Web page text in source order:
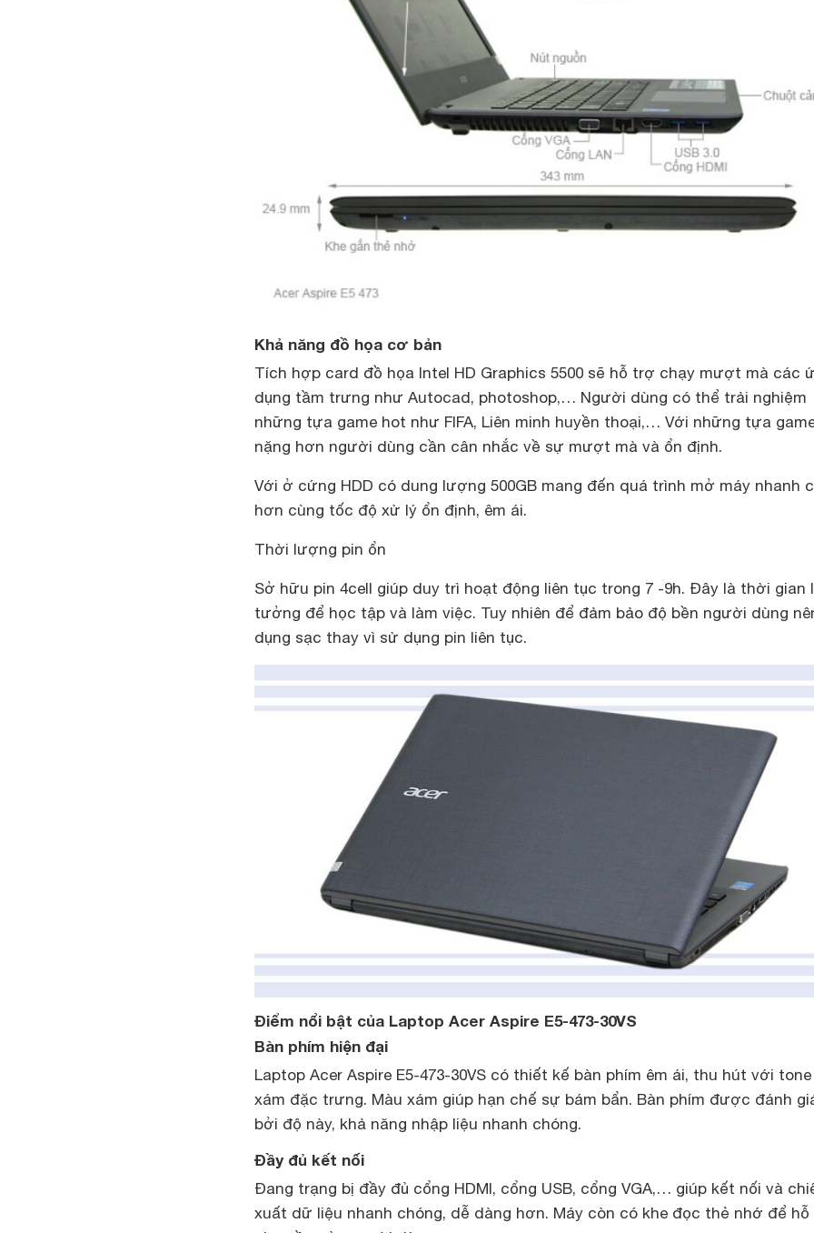
Khả năng đồ họa cơ bản
Tích hợp card đồ họa Intel HD Graphics 5500 sẽ hỗ trợ chạy mượt mà các
dụng tầm trưng như Autocad, photoshop,… Người dùng có thể trải nghiệm
những tựa game hot như FIFA, Liên minh huyền thoại,… Với những tựa
nặng hơn người dùng cần cân nhắc về sự mượt mà và ổn định.
Với ở cứng HDD có dung lượng 500GB mang đến quá trình mở máy nhanh
hơn cùng tốc độ xử lý ổn định, êm ái.
Thời lượng pin ổn
Sở hữu pin 4cell giúp duy trì hoạt động liên tục trong 7 -9h. Đây là thời gian
tưởng để học tập và làm việc. Tuy nhiên để đảm bảo độ bền người dùng
dụng sạc thay vì sử dụng pin liên tục.
Điểm nổi bật của Laptop Acer Aspire E5-473-30VS
Bàn phím hiện đại
Laptop Acer Aspire E5-473-30VS có thiết kế bàn phím êm ái, thu hút với
xám đặc trưng. Màu xám giúp hạn chế sự bám bẩn. Bàn phím được đánh
bởi độ này, khả năng nhập liệu nhanh chóng.
Đầy đủ kết nối
Đang trạng bị đầy đủ cổng HDMI, cổng USB, cổng VGA,… giúp kết nối và
xuất dữ liệu nhanh chóng, dễ dàng hơn. Máy còn có khe đọc thẻ nhớ để